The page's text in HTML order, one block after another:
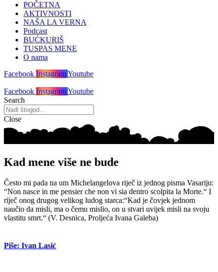
POČETNA
AKTIVNOSTI
NAŠA LA VERNA
Podcast
BUĆKURIŠ
TUSPAS MENE
O nama
Facebook InstagramYoutube
Facebook InstagramYoutube
Search
Close
Kad mene više ne bude
Često mi pada na um Michelangelova riječ iz jednog pisma Vasariju:
“Non nasce in me pensier che non vi sia dentro scolpita la Morte.“ I
riječ onog drugog velikog ludog starca:“Kad je čovjek jednom
naučio da misli, ma o čemu mislio, on u stvari uvijek misli na svoju
vlastitu smrt.“ (V. Desnica, Proljeća Ivana Galeba)
Piše: Ivan Lasić